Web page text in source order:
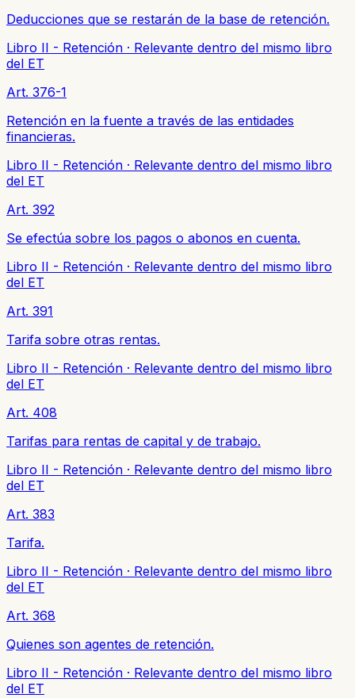
Deducciones que se restarán de la base de retención.
Libro II - Retención · Relevante dentro del mismo libro
del ET
Art. 376-1
Retención en la fuente a través de las entidades
financieras.
Libro II - Retención · Relevante dentro del mismo libro
del ET
Art. 392
Se efectúa sobre los pagos o abonos en cuenta.
Libro II - Retención · Relevante dentro del mismo libro
del ET
Art. 391
Tarifa sobre otras rentas.
Libro II - Retención · Relevante dentro del mismo libro
del ET
Art. 408
Tarifas para rentas de capital y de trabajo.
Libro II - Retención · Relevante dentro del mismo libro
del ET
Art. 383
Tarifa.
Libro II - Retención · Relevante dentro del mismo libro
del ET
Art. 368
Quienes son agentes de retención.
Libro II - Retención · Relevante dentro del mismo libro
del ET